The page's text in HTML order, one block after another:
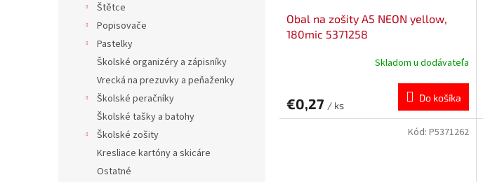
Štětce
Popisovače
Pastelky
Školské organizéry a zápisníky
Vrecká na prezuvky a peňaženky
Školské peračníky
Školské tašky a batohy
Školské zošity
Kresliace kartóny a skicáre
Ostatné
Obal na zošity A5 NEON yellow,
180mic 5371258
Skladom u dodávateľa
€0,27 / ks
Do košíka
Kód: P5371262